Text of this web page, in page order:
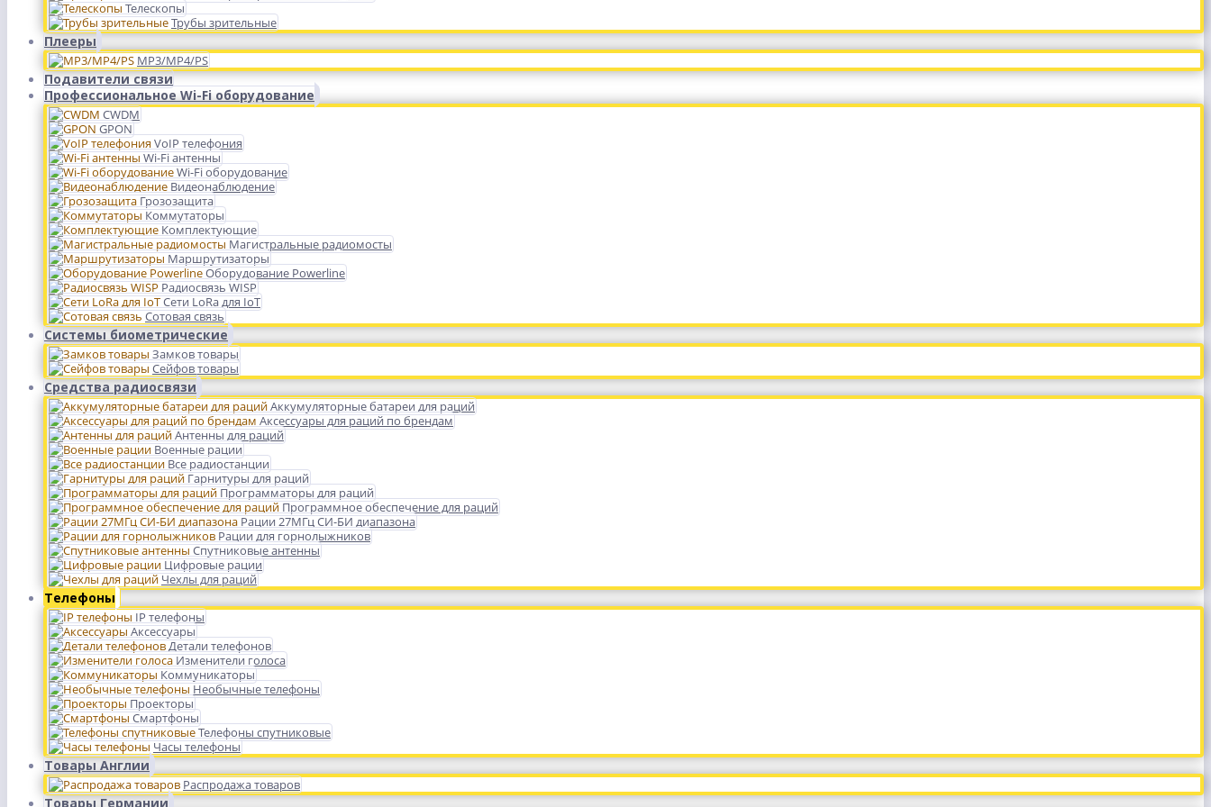
Телескопы
Трубы зрительные
Плееры
MP3/MP4/PS
Подавители связи
Профессиональное Wi-Fi оборудование
CWDM
GPON
VoIP телефония
Wi-Fi антенны
Wi-Fi оборудование
Видеонаблюдение
Грозозащита
Коммутаторы
Комплектующие
Магистральные радиомосты
Маршрутизаторы
Оборудование Powerline
Радиосвязь WISP
Сети LoRa для IoT
Сотовая связь
Системы биометрические
Замков товары
Сейфов товары
Средства радиосвязи
Аккумуляторные батареи для раций
Аксессуары для раций по брендам
Антенны для раций
Военные рации
Все радиостанции
Гарнитуры для раций
Программаторы для раций
Программное обеспечение для раций
Рации 27МГц СИ-БИ диапазона
Рации для горнолыжников
Спутниковые антенны
Цифровые рации
Чехлы для раций
Телефоны
IP телефоны
Аксессуары
Детали телефонов
Изменители голоса
Коммуникаторы
Необычные телефоны
Проекторы
Смартфоны
Телефоны спутниковые
Часы телефоны
Товары Англии
Распродажа товаров
Товары Германии